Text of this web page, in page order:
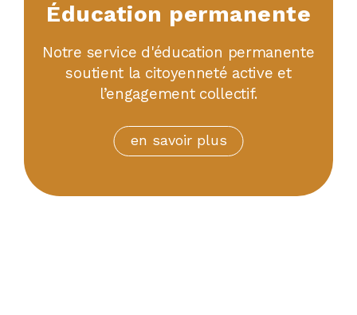
Éducation permanente
Notre service d'éducation permanente
soutient la citoyenneté active et
l’engagement collectif.
en savoir plus